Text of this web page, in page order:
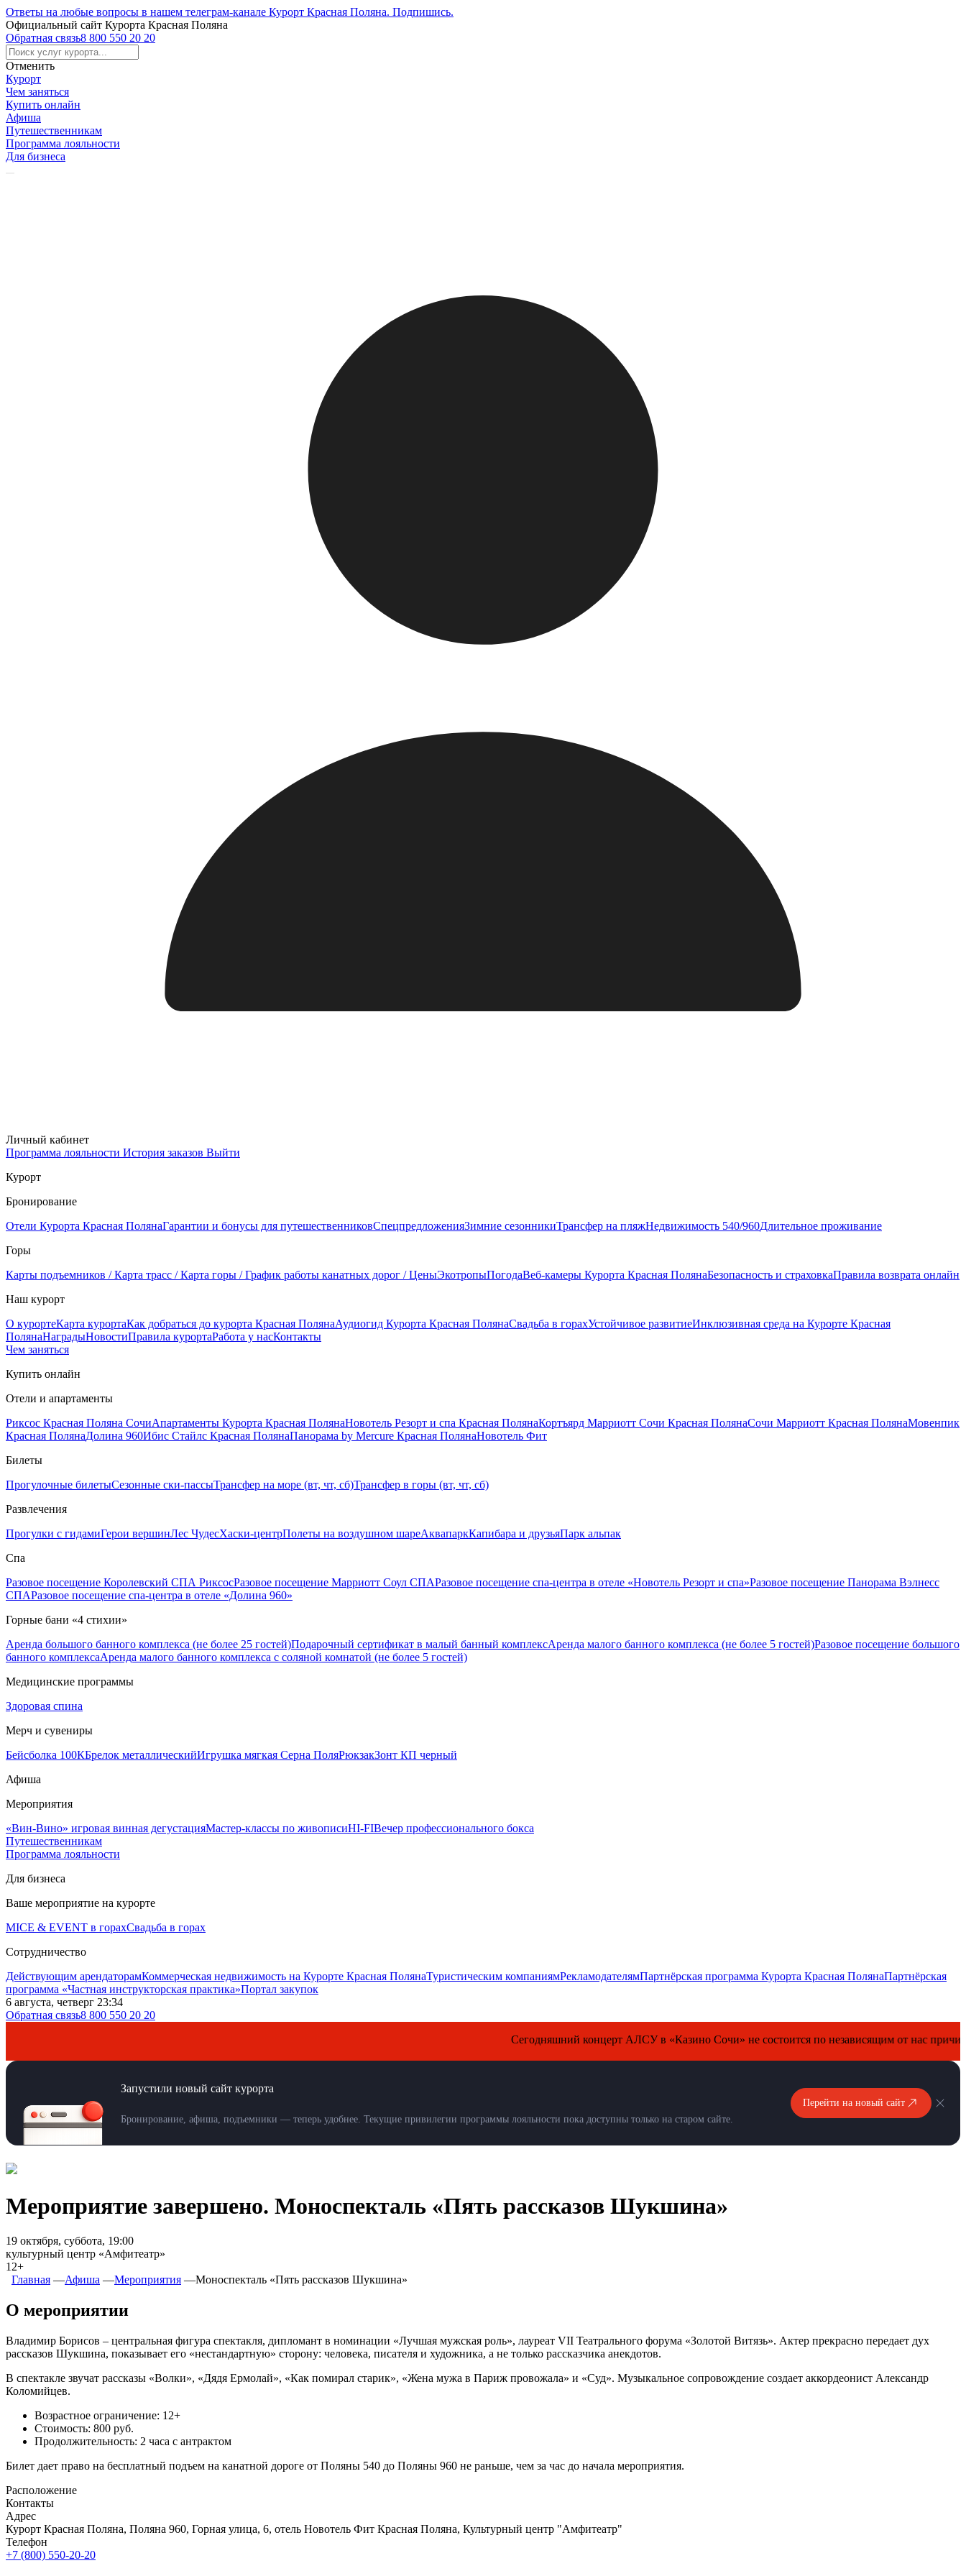
Ответы на любые вопросы в нашем телеграм-канале Курорт Красная Поляна. Подпишись.
Официальный сайт Курорта Красная Поляна
Обратная связь8 800 550 20 20
Отменить
Курорт
Чем заняться
Купить онлайн
Афиша
Путешественникам
Программа лояльности
Для бизнеса
Личный кабинет
Программа лояльности История заказов Выйти
Курорт
Бронирование
Отели Курорта Красная ПолянаГарантии и бонусы для путешественниковСпецпредложенияЗимние сезонникиТрансфер на пляжНедвижимость 540/960Длительное проживание
Горы
Карты подъемников / Карта трасс / Карта горы / График работы канатных дорог / ЦеныЭкотропыПогодаВеб-камеры Курорта Красная ПолянаБезопасность и страховкаПравила возврата онлайн
Наш курорт
О курортеКарта курортаКак добраться до курорта Красная ПолянаАудиогид Курорта Красная ПолянаСвадьба в горахУстойчивое развитиеИнклюзивная среда на Курорте Красная
ПолянаНаградыНовостиПравила курортаРабота у насКонтакты
Чем заняться
Купить онлайн
Отели и апартаменты
Риксос Красная Поляна СочиАпартаменты Курорта Красная ПолянаНовотель Резорт и спа Красная ПолянаКортъярд Марриотт Сочи Красная ПолянаСочи Марриотт Красная ПолянаМовенпик
Красная ПолянаДолина 960Ибис Стайлс Красная ПолянаПанорама by Mercure Красная ПолянаНовотель Фит
Билеты
Прогулочные билетыСезонные ски-пассыТрансфер на море (вт, чт, сб)Трансфер в горы (вт, чт, сб)
Развлечения
Прогулки с гидамиГерои вершинЛес ЧудесХаски-центрПолеты на воздушном шареАквапаркКапибара и друзьяПарк альпак
Спа
Разовое посещение Королевский СПА РиксосРазовое посещение Марриотт Соул СПАРазовое посещение спа-центра в отеле «Новотель Резорт и спа»Разовое посещение Панорама Вэлнесс
СПАРазовое посещение спа-центра в отеле «Долина 960»
Горные бани «4 стихии»
Аренда большого банного комплекса (не более 25 гостей)Подарочный сертификат в малый банный комплексАренда малого банного комплекса (не более 5 гостей)Разовое посещение большого
банного комплексаАренда малого банного комплекса с соляной комнатой (не более 5 гостей)
Медицинские программы
Здоровая спина
Мерч и сувениры
Бейсболка 100КБрелок металлическийИгрушка мягкая Серна ПоляРюкзакЗонт КП черный
Афиша
Мероприятия
«Вин-Вино» игровая винная дегустацияМастер-классы по живописиHI-FIВечер профессионального бокса
Путешественникам
Программа лояльности
Для бизнеса
Ваше мероприятие на курорте
MICE & EVENT в горахСвадьба в горах
Сотрудничество
Действующим арендаторамКоммерческая недвижимость на Курорте Красная ПолянаТуристическим компаниямРекламодателямПартнёрская программа Курорта Красная ПолянаПартнёрская
программа «Частная инструкторская практика»Портал закупок
6 августа, четверг 23:34
Обратная связь8 800 550 20 20
Сегодняшний концерт АЛСУ в «Казино Сочи» не состоится по независящим от нас причинам.
Запустили новый сайт курорта
Бронирование, афиша, подъемники — теперь удобнее. Текущие привилегии программы лояльности пока доступны только на старом сайте.
Перейти на новый сайт
Мероприятие завершено. Моноспекталь «Пять рассказов Шукшина»
19 октября, суббота, 19:00
культурный центр «Амфитеатр»
12+
Главная ―Афиша ―Мероприятия ―Моноспекталь «Пять рассказов Шукшина»
О мероприятии
Владимир Борисов – центральная фигура спектакля, дипломант в номинации «Лучшая мужская роль», лауреат VII Театрального форума «Золотой Витязь». Актер прекрасно передает дух
рассказов Шукшина, показывает его «нестандартную» сторону: человека, писателя и художника, а не только рассказчика анекдотов.
В спектакле звучат рассказы «Волки», «Дядя Ермолай», «Как помирал старик», «Жена мужа в Париж провожала» и «Суд». Музыкальное сопровождение создает аккордеонист Александр
Коломийцев.
Возрастное ограничение: 12+
Стоимость: 800 руб.
Продолжительность: 2 часа с антрактом
Билет дает право на бесплатный подъем на канатной дороге от Поляны 540 до Поляны 960 не раньше, чем за час до начала мероприятия.
Расположение
Контакты
Адрес
Курорт Красная Поляна, Поляна 960, Горная улица, 6, отель Новотель Фит Красная Поляна, Культурный центр "Амфитеатр"
Телефон
+7 (800) 550-20-20